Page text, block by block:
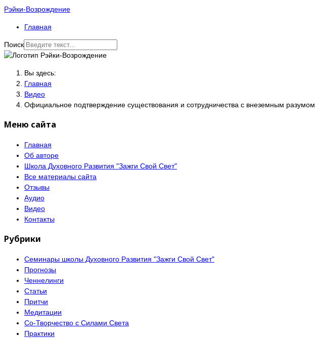
Рэйки-Возрождение
Главная
Поиск
Вы здесь:
Главная
Видео
Официальное подтверждение существования и сотрудничества с внеземным разумом
Меню сайта
Главная
Об авторе
Школа Духовного Развития "Зажги Свой Свет"
Все материалы сайта
Отзывы
Аудио
Видео
Контакты
Рубрики
Семинары школы Духовного Развития "Зажги Свой Свет"
Прогнозы
Ченнелинги
Статьи
Притчи
Медитации
Со-Творчество с Силами Света
Практики